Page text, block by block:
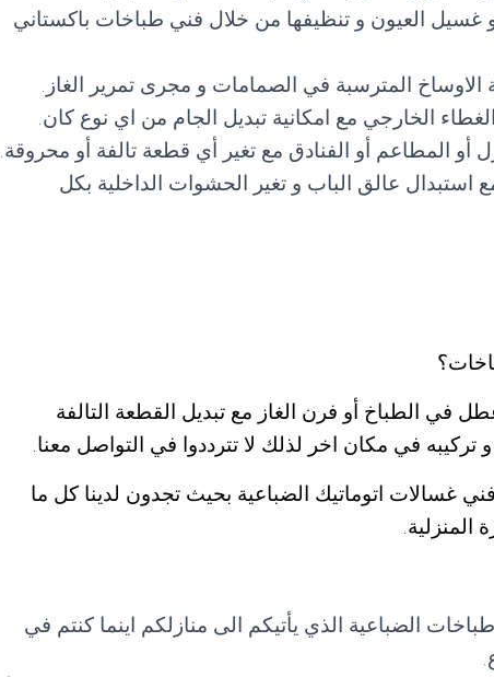
غسيل العيون و تنظيفها من خلال فني طباخات باكستاني
الاوساخ المترسبة في الصمامات و مجرى تمرير الغاز.
الخارجي مع امكانية تبديل الجام من اي نوع كان.
أو المطاعم أو الفنادق مع تغير أي قطعة تالفة أو محروقة.
استبدال عالق الباب و تغير الحشوات الداخلية بكل
الطباخ أو فرن الغاز مع تبديل القطعة التالفة
تركيبه في مكان اخر لذلك لا تترددوا في التواصل معنا.
غسالات اتوماتيك الضباعية بحيث تجدون لدينا كل ما
المنزلية.
الضباعية الذي يأتيكم الى منازلكم اينما كنتم في